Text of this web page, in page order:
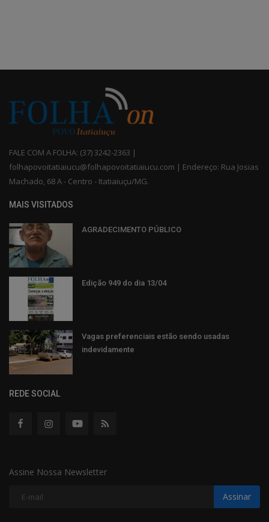
FALE COM A FOLHA: (37) 3242-2363 |
folhapovoitatiaiucu@folhapovoitatiaiucu.com | Endereço: Rua Josias
Machado, 68 A - Centro - Itatiaiuçu/MG.
MAIS VISITADOS
AGRADECIMENTO PÚBLICO
Edição 949 do dia 13/04
Vagas preferenciais estão sendo usadas
indevidamente
REDE SOCIAL
Assine Nossa Newsletter
Assinar